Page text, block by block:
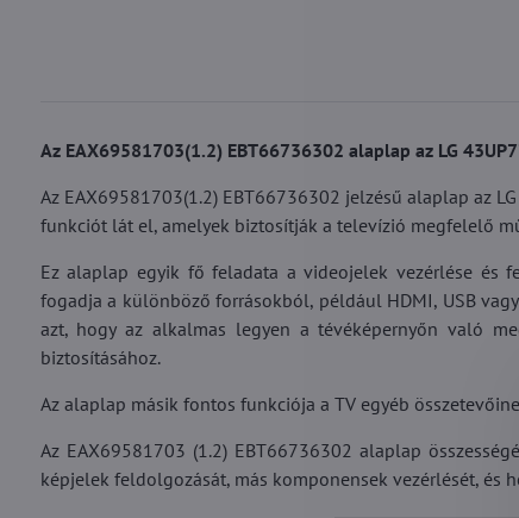
Az EAX69581703(1.2) EBT66736302 alaplap az LG
Az EAX69581703(1.2) EBT66736302 jelzésű alaplap az
funkciót lát el, amelyek biztosítják a televízió megfelelő
Ez alaplap egyik fő feladata a videojelek vezérlése és
fogadja a különböző forrásokból, például HDMI, USB
azt, hogy az alkalmas legyen a tévéképernyőn való
biztosításához.
Az alaplap másik fontos funkciója a TV egyéb
Az EAX69581703 (1.2) EBT66736302 alaplap
képjelek feldolgozását, más komponensek vezérlését, és